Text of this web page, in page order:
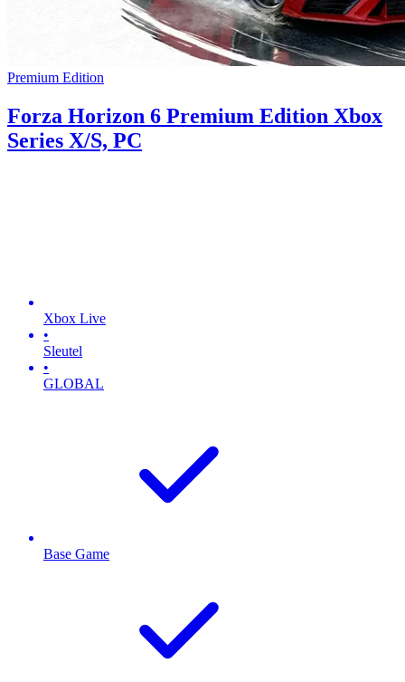
Premium Edition
Forza Horizon 6 Premium Edition Xbox
Series X/S, PC
Xbox Live
•
Sleutel
•
GLOBAL
Base Game